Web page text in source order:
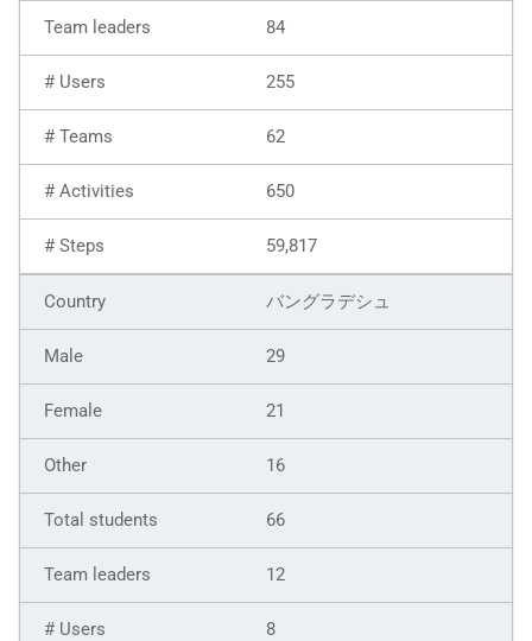
84
255
62
650
59,817
バングラデシュ
29
21
16
66
12
8